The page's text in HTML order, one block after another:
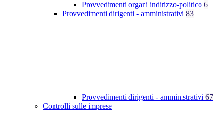
Provvedimenti organi indirizzo-politico 6
Provvedimenti dirigenti - amministrativi 83
Provvedimenti dirigenti - amministrativi 67
Controlli sulle imprese